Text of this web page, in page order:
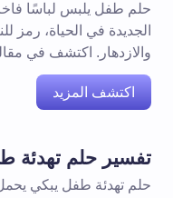
حلم طفل يلبس لباسًا
الجديدة في الحياة، رمز
والازدهار. اكتشف في
اكتشف المزيد
تفسير حلم تهدئة
حلم تهدئة طفل يبكي